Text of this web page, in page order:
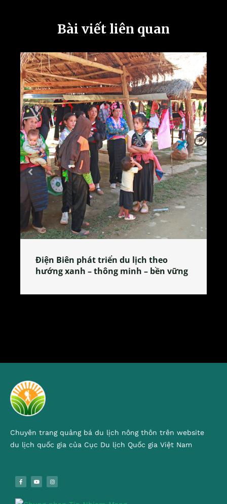
Bài viết liên quan
Làng làm bánh tẻ Phú Nhi – nơi lan
tỏa đặc sản xứ Đoài
Chuyên trang quảng bá du lịch nông thôn trên website
du lịch quốc gia của Cục Du lịch Quốc gia Việt Nam